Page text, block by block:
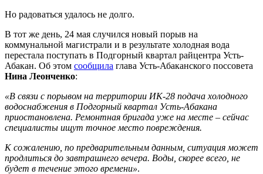
Но радоваться удалось не долго.
В тот же день, 24 мая случился новый порыв на
коммунальной магистрали и в результате холодная вода
перестала поступать в Подгорный квартал райцентра Усть-
Абакан. Об этом сообщила глава Усть-Абаканского поссовета
Нина Леонченко:
«В связи с порывом на территории ИК-28 подача холодного
водоснабжения в Подгорный квартал Усть-Абакана
приостановлена. Ремонтная бригада уже на месте – сейчас
специалисты ищут точное место повреждения.
К сожалению, по предварительным данным, ситуация может
продлиться до завтрашнего вечера. Воды, скорее всего, не
будет в течение этого времени».